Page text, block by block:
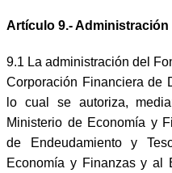
Artículo 9.- Administración
9.1 La administración del
Corporación Financiera de
lo cual se autoriza,
Ministerio de Economía y
de Endeudamiento y
Economía y Finanzas y al